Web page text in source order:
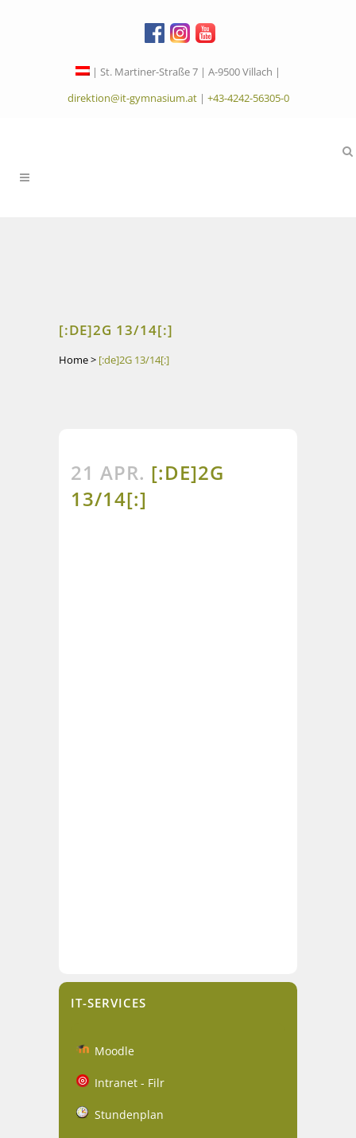
| St. Martiner-Straße 7 | A-9500 Villach |
direktion@it-gymnasium.at| +43-4242-56305-0
[:DE]2G 13/14[:]
Home> [:de]2G 13/14[:]
21 APR. [:DE]2G
13/14[:]
IT-SERVICES
Moodle
Intranet - Filr
Stundenplan